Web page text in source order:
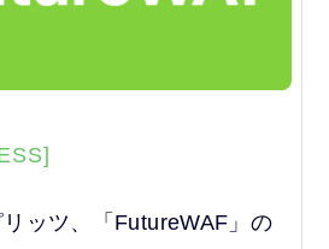
ッツ、「FutureWAF」の